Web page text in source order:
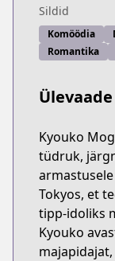
Sildid
Komöödia
Romantika
Ülevaade
Kyouko
tüdruk,
Tokyos, et
tipp-idoliks
Kyouko